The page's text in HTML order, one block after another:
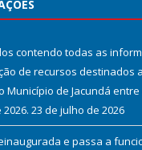
contendo todas as
de recursos destinados
Município de Jacundá
23 de julho de 2026
e passa a